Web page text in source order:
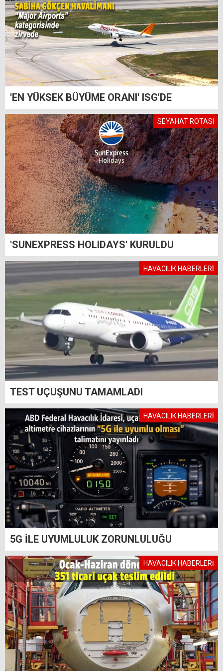
'EN YÜKSEK BÜYÜME ORANI' ISG'DE
SEYAHAT ROTASI
'SUNEXPRESS HOLIDAYS' KURULDU
HAVACILIK HABERLERİ
TEST UÇUŞUNU TAMAMLADI
HAVACILIK HABERLERİ
5G İLE UYUMLULUK ZORUNLULUĞU
HAVACILIK HABERLERİ